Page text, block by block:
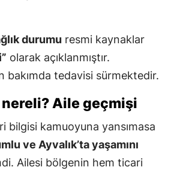
durumu resmi kaynaklar
olarak açıklanmıştır.
bakımda tedavisi sürmektedir.
nereli? Aile geçmişi
bilgisi kamuoyuna yansımasa
ve Ayvalık’ta yaşamını
Ailesi bölgenin hem ticari